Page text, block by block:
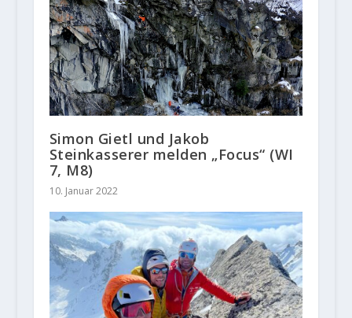
Simon Gietl und Jakob
Steinkasserer melden „Focus“ (WI
7, M8)
10. Januar 2022